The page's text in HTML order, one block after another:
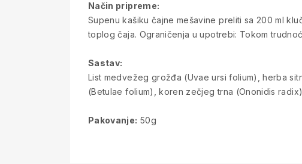
Način pripreme:
Supenu kašiku čajne mešavine preliti sa 200 ml
toplog čaja. Ograničenja u upotrebi: Tokom
Sastav:
List medvežeg grožđa (Uvae ursi folium), herba
(Betulae folium), koren zečjeg trna (Ononidis
Pakovanje: 50g